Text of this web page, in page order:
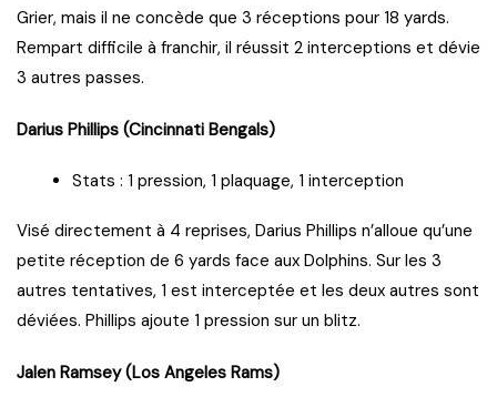
Grier, mais il ne concède que 3 réceptions pour 18 yards.
Rempart difficile à franchir, il réussit 2 interceptions et dévie
3 autres passes.
Darius Phillips (Cincinnati Bengals)
Stats : 1 pression, 1 plaquage, 1 interception
Visé directement à 4 reprises, Darius Phillips n’alloue qu’une
petite réception de 6 yards face aux Dolphins. Sur les 3
autres tentatives, 1 est interceptée et les deux autres sont
déviées. Phillips ajoute 1 pression sur un blitz.
Jalen Ramsey (Los Angeles Rams)